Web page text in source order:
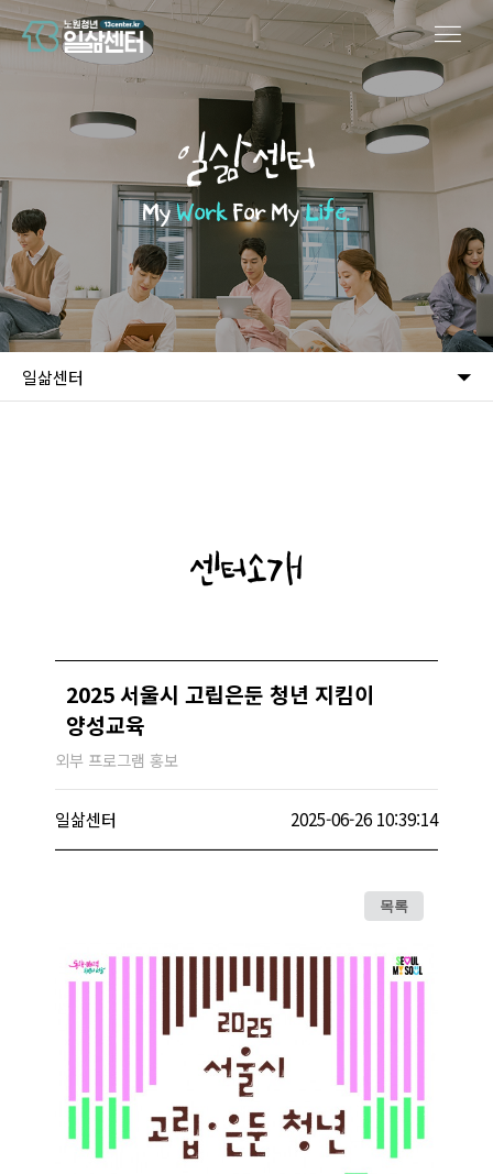
일삶센터
MyWorkFor MyLife.
일삶센터
센터소개
2025 서울시 고립은둔 청년 지킴이
양성교육
외부 프로그램 홍보
일삶센터 2025-06-26 10:39:14
목록